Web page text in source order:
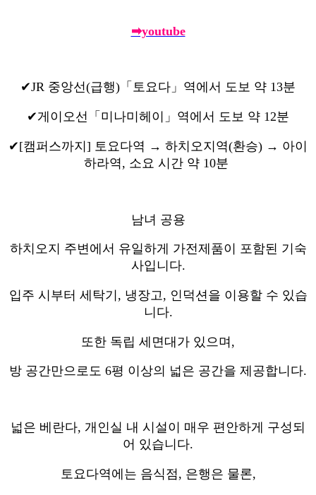
➡youtube
✔JR 중앙선(급행)「토요다」역에서 도보 약 13분
✔게이오선「미나미헤이」역에서 도보 약 12분
✔[캠퍼스까지] 토요다역 → 하치오지역(환승) → 아이
하라역, 소요 시간 약 10분
남녀 공용
하치오지 주변에서 유일하게 가전제품이 포함된 기숙
사입니다.
입주 시부터 세탁기, 냉장고, 인덕션을 이용할 수 있습
니다.
또한 독립 세면대가 있으며,
방 공간만으로도 6평 이상의 넓은 공간을 제공합니다.
넓은 베란다, 개인실 내 시설이 매우 편안하게 구성되
어 있습니다.
토요다역에는 음식점, 은행은 물론,